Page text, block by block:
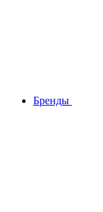
Бренды